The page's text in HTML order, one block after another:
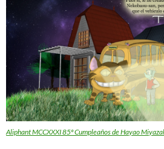
Aliphant MCCXXXI 85º Cumpleaños de Hayao